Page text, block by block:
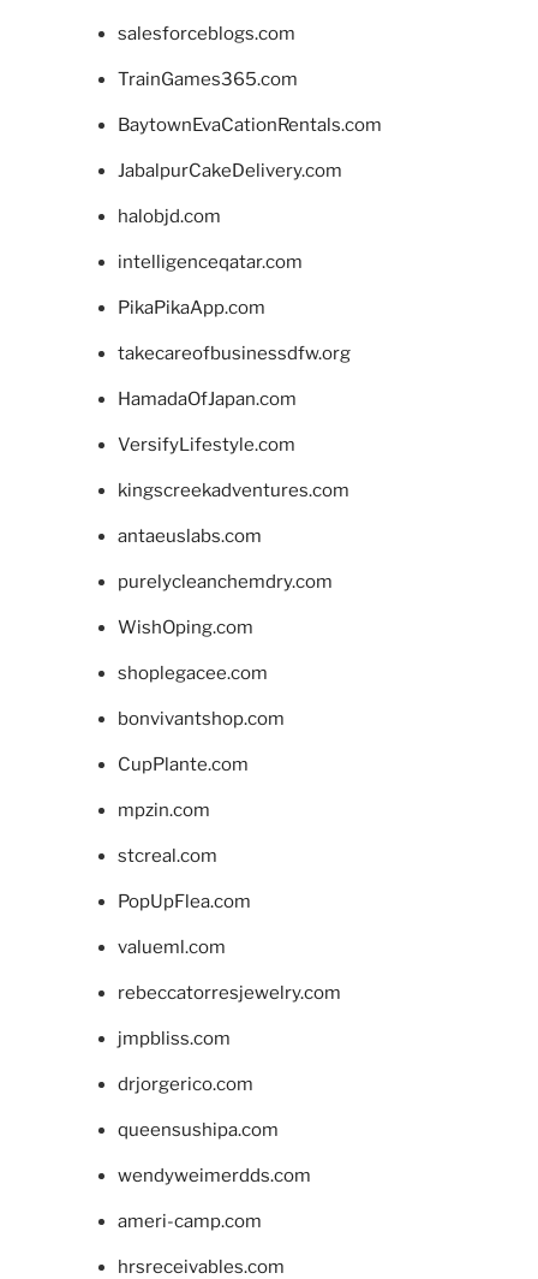
salesforceblogs.com
TrainGames365.com
BaytownEvaCationRentals.com
JabalpurCakeDelivery.com
halobjd.com
intelligenceqatar.com
PikaPikaApp.com
takecareofbusinessdfw.org
HamadaOfJapan.com
VersifyLifestyle.com
kingscreekadventures.com
antaeuslabs.com
purelycleanchemdry.com
WishOping.com
shoplegacee.com
bonvivantshop.com
CupPlante.com
mpzin.com
stcreal.com
PopUpFlea.com
valueml.com
rebeccatorresjewelry.com
jmpbliss.com
drjorgerico.com
queensushipa.com
wendyweimerdds.com
ameri-camp.com
hrsreceivables.com